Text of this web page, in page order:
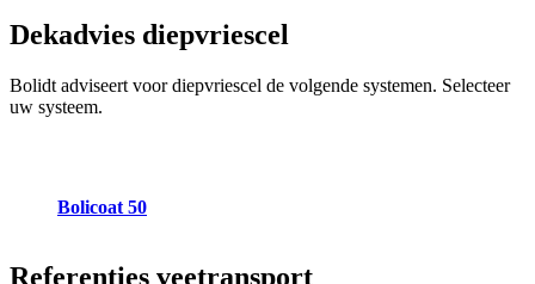
Dekadvies diepvriescel
Bolidt adviseert voor diepvriescel de volgende systemen. Selecteer
uw systeem.
Bolicoat 50
Referenties veetransport